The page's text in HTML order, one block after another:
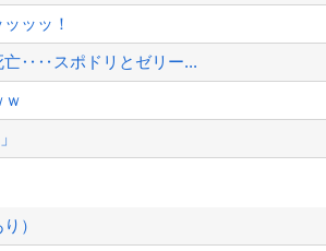
ッッ！
亡‥‥スポドリとゼリー...
ｗ
し・交通整理なし・市...
）